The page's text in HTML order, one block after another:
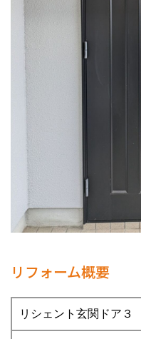
リフォーム概要
リシェント玄関ドア３